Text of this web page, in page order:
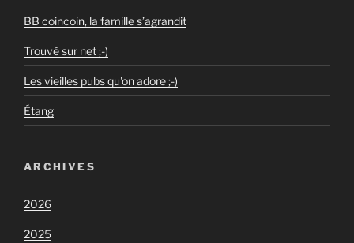
BB coincoin, la famille s’agrandit
Trouvé sur net ;-)
Les vieilles pubs qu'on adore ;-)
Étang
ARCHIVES
2026
2025